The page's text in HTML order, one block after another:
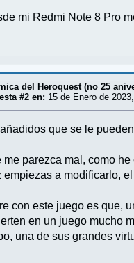
mi Redmi Note 8 Pro
del Heroquest (no 25
#2 en: 15 de Enero de
que se le
me parezca mal, como
empiezas a modificarlo,
con este juego es que,
en un juego mucho
una de sus grandes